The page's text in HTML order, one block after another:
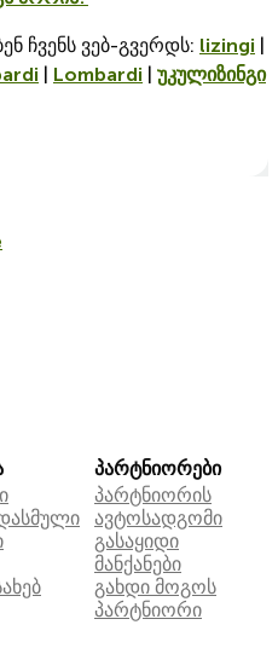
ჩვენს ვებ-გვერდს: lizingi |
| Lombardi | უკულიზინგი
პარტნიორები
პარტნიორის
ავტოსადგომი
გასაყიდი
მანქანები
გახდი მოგოს
პარტნიორი